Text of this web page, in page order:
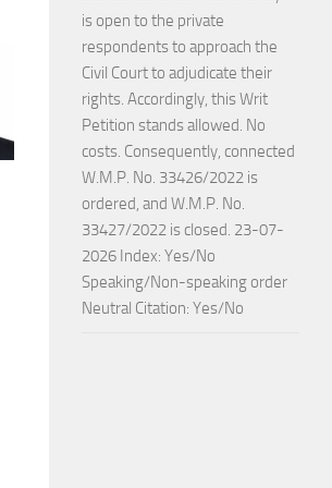
is open to the private
respondents to approach the
Civil Court to adjudicate their
rights. Accordingly, this Writ
Petition stands allowed. No
costs. Consequently, connected
W.M.P. No. 33426/2022 is
ordered, and W.M.P. No.
33427/2022 is closed. 23-07-
2026 Index: Yes/No
Speaking/Non-speaking order
Neutral Citation: Yes/No